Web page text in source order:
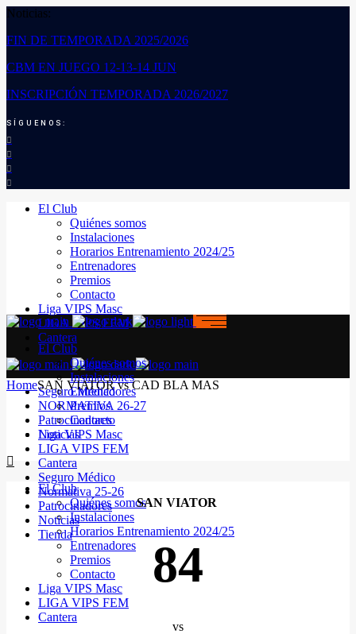
Noticias:
FIN DE TEMPORADA 2025/2026
CBM EN JUEGO 12-13-14 JUN
INSCRIPCIÓN TEMPORADA 2026/2027
SÍGUENOS:
El Club
Quiénes somos
Instalaciones
Horarios Entrenamiento 2024/25
Entrenadores
Premios
Contacto
Liga VIPS Masc
LIGA VIPS FEM
Cantera
Seguro Médico
NORMATIVA 26-27
Patrocinadores
Noticias
El Club
Quiénes somos
Instalaciones
Horarios Entrenamiento 2024/25
Entrenadores
Premios
Contacto
Liga VIPS Masc
LIGA VIPS FEM
Cantera
El Club
Quiénes somos
Instalaciones
Entrenadores
Premios
Contacto
Liga VIPS Masc
LIGA VIPS FEM
Cantera
Seguro Médico
Normativa 25-26
Patrocinadores
Noticias
Tienda
HomeSAN VIATOR vs CAD BLA MAS
SAN VIATOR
84
vs